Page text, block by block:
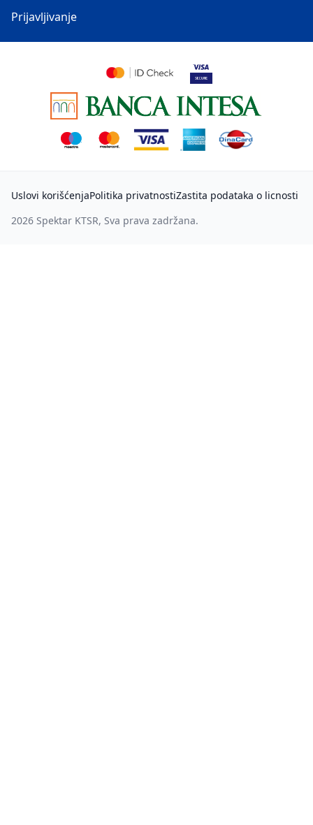
Prijavljivanje
Uslovi korišćenjaPolitika privatnostiZastita podataka o licnosti
2026 Spektar KTSR, Sva prava zadržana.